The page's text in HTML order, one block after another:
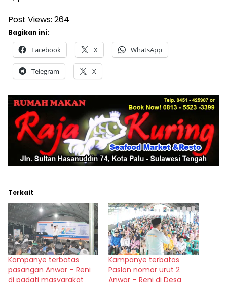
Post Views: 264
Bagikan ini:
Facebook X WhatsApp
Telegram X
Terkait
Kampanye terbatas
pasangan Anwar – Reni
di padati masyarakat
Kampanye terbatas
Paslon nomor urut 2
Anwar – Reni di Desa